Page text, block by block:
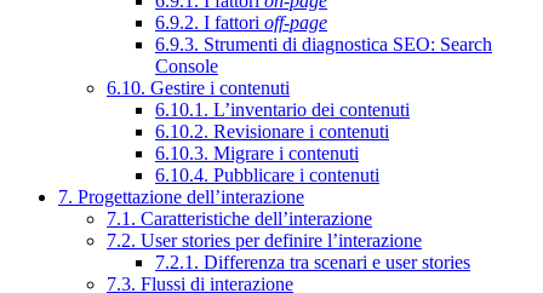
6.9.2. I fattori off-page
6.9.3. Strumenti di diagnostica SEO: Search
Console
6.10. Gestire i contenuti
6.10.1. L’inventario dei contenuti
6.10.2. Revisionare i contenuti
6.10.3. Migrare i contenuti
6.10.4. Pubblicare i contenuti
7. Progettazione dell’interazione
7.1. Caratteristiche dell’interazione
7.2. User stories per definire l’interazione
7.2.1. Differenza tra scenari e user stories
7.3. Flussi di interazione